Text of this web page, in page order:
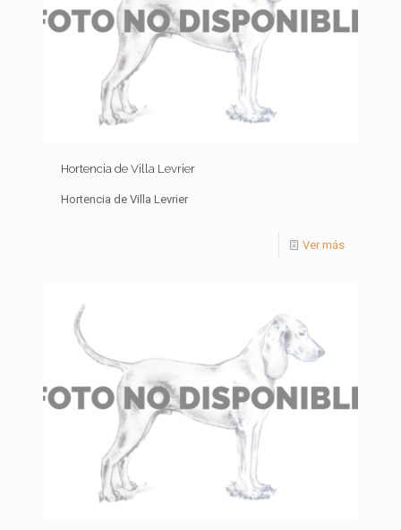
Hortencia de Villa Levrier
Hortencia de Villa Levrier
Ver más